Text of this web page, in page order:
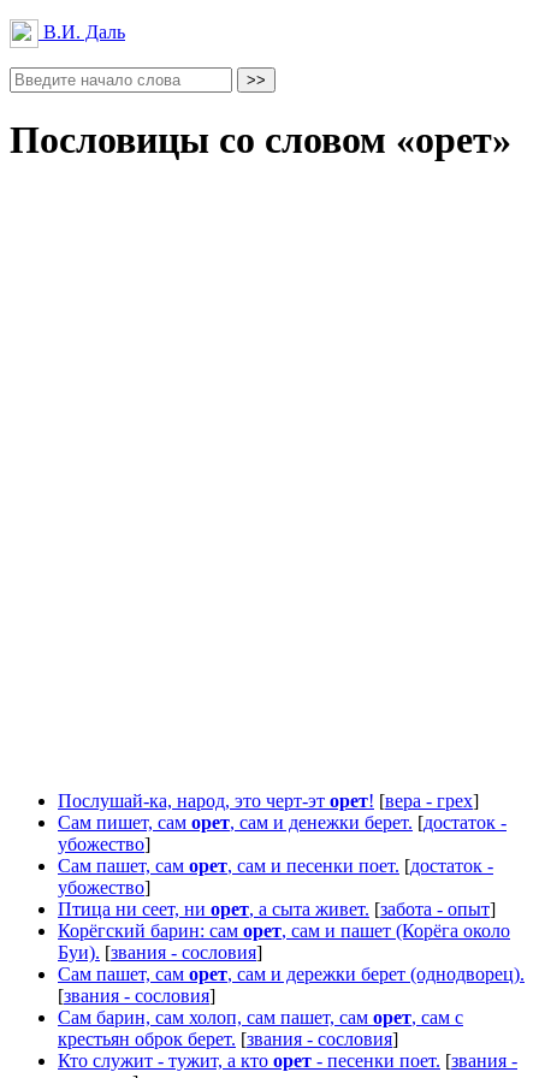
В.И. Даль
Пословицы со словом «орет»
Послушай-ка, народ, это черт-эт орет! [вера - грех]
Сам пишет, сам орет, сам и денежки берет. [достаток -
убожество]
Сам пашет, сам орет, сам и песенки поет. [достаток -
убожество]
Птица ни сеет, ни орет, а сыта живет. [забота - опыт]
Корёгский барин: сам орет, сам и пашет (Корёга около
Буи). [звания - сословия]
Сам пашет, сам орет, сам и дережки берет (однодворец).
[звания - сословия]
Сам барин, сам холоп, сам пашет, сам орет, сам с
крестьян оброк берет. [звания - сословия]
Кто служит - тужит, а кто орет - песенки поет. [звания -